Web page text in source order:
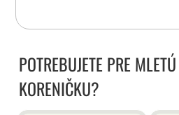
POTREBUJETE PRE
KORENIČKU?